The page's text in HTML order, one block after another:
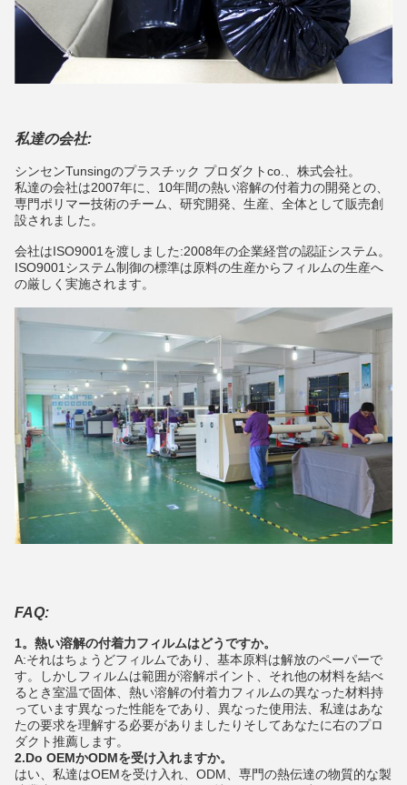
私達の会社:
シンセンTunsingのプラスチック プロダクトco.、株式会社。
私達の会社は2007年に、10年間の熱い溶解の付着力の開発との、
専門ポリマー技術のチーム、研究開発、生産、全体として販売創
設されました。
会社はISO9001を渡しました:2008年の企業経営の認証システム。
ISO9001システム制御の標準は原料の生産からフィルムの生産へ
の厳しく実施されます。
FAQ:
1。熱い溶解の付着力フィルムはどうですか。
A:それはちょうどフィルムであり、基本原料は解放のペーパーで
す。しかしフィルムは範囲が溶解ポイント、それ他の材料を結べ
るとき室温で固体、熱い溶解の付着力フィルムの異なった材料持
っています異なった性能をであり、異なった使用法、私達はあな
たの要求を理解する必要がありましたりそしてあなたに右のプロ
ダクト推薦します。
2.Do OEMかODMを受け入れますか。
はい、私達はOEMを受け入れ、ODM、専門の熱伝達の物質的な製